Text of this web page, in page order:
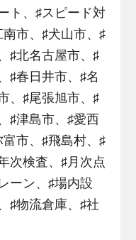
ト、♯スピード対
市、♯犬山市、♯
♯北名古屋市、♯
♯春日井市、♯名
、♯尾張旭市、♯
♯津島市、♯愛西
市、♯飛島村、♯
次検査、♯月次点
ーン、♯場内設
♯物流倉庫、♯社